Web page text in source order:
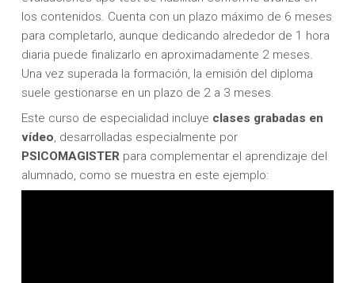
los contenidos. Cuenta con un plazo máximo de 6 meses
para completarlo, aunque dedicando alrededor de 1 hora
diaria puede finalizarlo en aproximadamente 2 meses.
Una vez superada la formación, la emisión del diploma
suele gestionarse en un plazo de 2 a 3 meses.
Este curso de especialidad incluye clases grabadas en
vídeo , desarrolladas especialmente por
PSICOMAGISTER para complementar el aprendizaje del
alumnado, como se muestra en este ejemplo: